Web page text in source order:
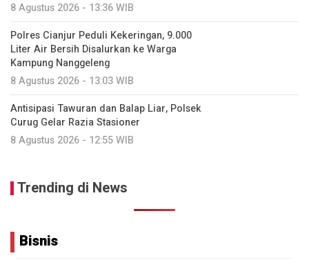
8 Agustus 2026 - 13:36 WIB
Polres Cianjur Peduli Kekeringan, 9.000
Liter Air Bersih Disalurkan ke Warga
Kampung Nanggeleng
8 Agustus 2026 - 13:03 WIB
Antisipasi Tawuran dan Balap Liar, Polsek
Curug Gelar Razia Stasioner
8 Agustus 2026 - 12:55 WIB
Trending di News
Bisnis